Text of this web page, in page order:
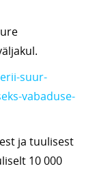
suur-
vabaduse-
ja tuulisest
10 000